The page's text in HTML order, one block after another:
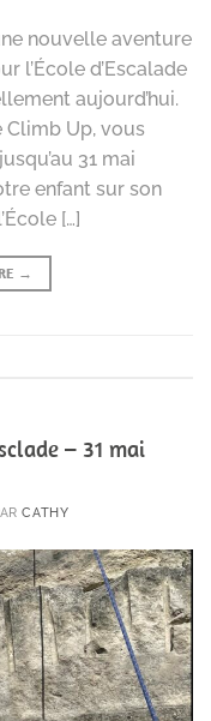
nouvelle aventure
l’École d’Escalade
aujourd’hui.
Climb Up, vous
31 mai
enfant sur son
[…]
→
– 31 mai
CATHY